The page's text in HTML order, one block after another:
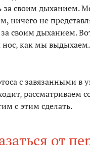
за своим дыханием.
ничего не
своим дыханием.
нос, как мы выдыхаем.
с завязанными в
рассматриваем
с этим сделать.
от